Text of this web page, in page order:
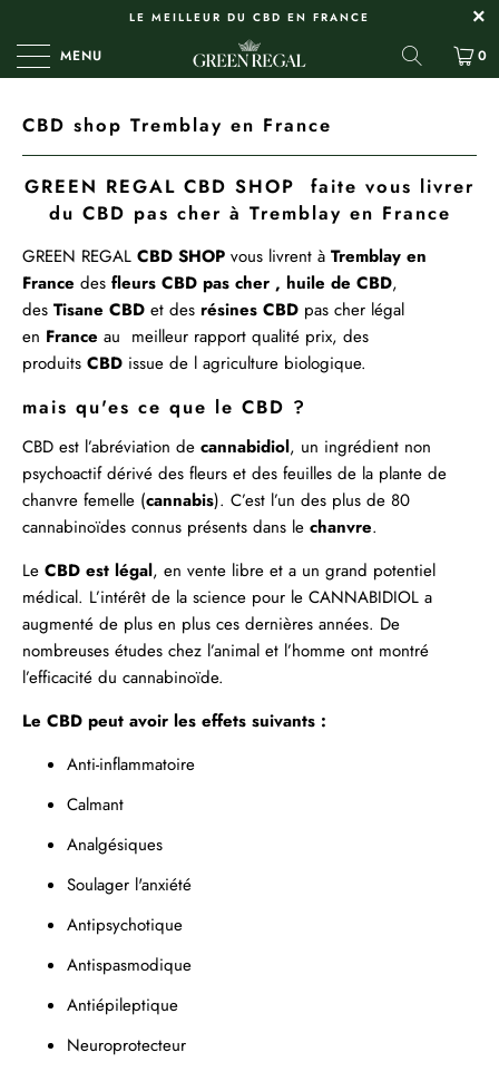
LE MEILLEUR DU CBD EN FRANCE
MENU 0
CBD shop Tremblay en France
GREEN REGAL CBD SHOP faite vous livrer
du CBD pas cher à Tremblay en France
GREEN REGAL CBD SHOP vous livrent à Tremblay en
France des fleurs CBD pas cher , huile de CBD,
des Tisane CBD et des résines CBD pas cher légal
en France au meilleur rapport qualité prix, des
produits CBD issue de l agriculture biologique.
mais qu'es ce que le CBD ?
CBD est l’abréviation de cannabidiol, un ingrédient non
psychoactif dérivé des fleurs et des feuilles de la plante de
chanvre femelle (cannabis). C’est l’un des plus de 80
cannabinoïdes connus présents dans le chanvre.
Le CBD est légal, en vente libre et a un grand potentiel
médical. L’intérêt de la science pour le CANNABIDIOL a
augmenté de plus en plus ces dernières années. De
nombreuses études chez l’animal et l’homme ont montré
l’efficacité du cannabinoïde.
Le CBD peut avoir les effets suivants :
Anti-inflammatoire
Calmant
Analgésiques
Soulager l'anxiété
Antipsychotique
Antispasmodique
Antiépileptique
Neuroprotecteur